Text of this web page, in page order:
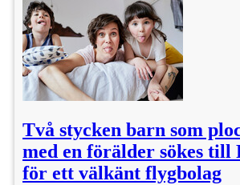
Två stycken barn som
med en förälder sökes
för ett välkänt flygbolag